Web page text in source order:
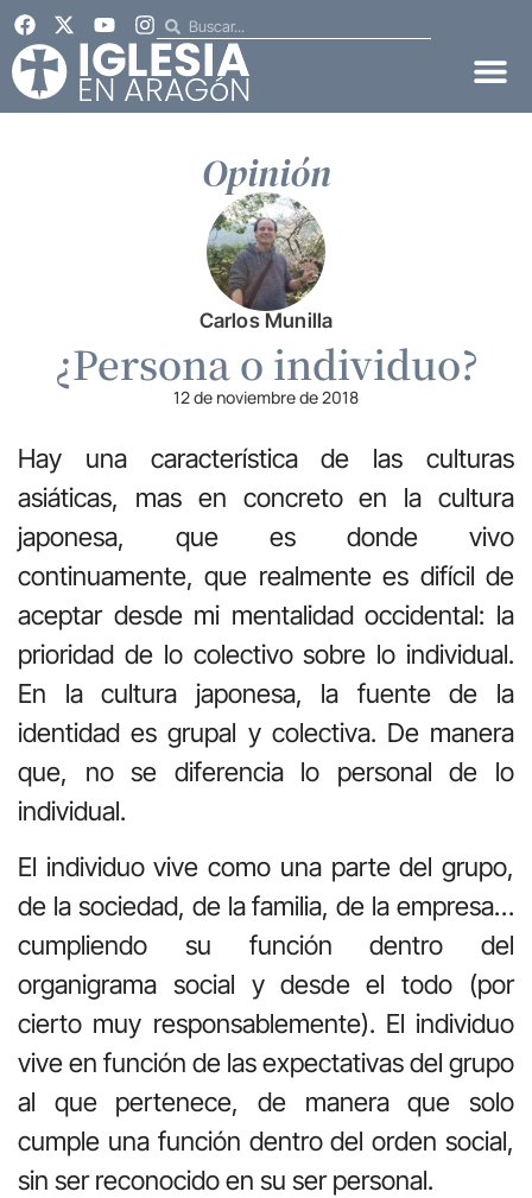
Opinión
Carlos Munilla
¿Persona o individuo?
12 de noviembre de 2018
Hay una característica de las culturas
asiáticas, mas en concreto en la cultura
japonesa, que es donde vivo
continuamente, que realmente es difícil de
aceptar desde mi mentalidad occidental: la
prioridad de lo colectivo sobre lo individual.
En la cultura japonesa, la fuente de la
identidad es grupal y colectiva. De manera
que, no se diferencia lo personal de lo
individual.
El individuo vive como una parte del grupo,
de la sociedad, de la familia, de la empresa…
cumpliendo su función dentro del
organigrama social y desde el todo (por
cierto muy responsablemente). El individuo
vive en función de las expectativas del grupo
al que pertenece, de manera que solo
cumple una función dentro del orden social,
sin ser reconocido en su ser personal.